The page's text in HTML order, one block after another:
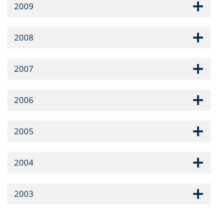
2009
2008
2007
2006
2005
2004
2003